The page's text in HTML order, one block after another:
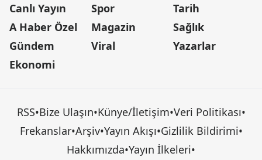
Canlı Yayın
A Haber Özel
Gündem
Ekonomi
Spor
Magazin
Viral
Tarih
Sağlık
Yazarlar
RSS•Bize Ulaşın•Künye/İletişim•Veri Politikası•
Frekanslar•Arşiv•Yayın Akışı•Gizlilik Bildirimi•
Hakkımızda•Yayın İlkeleri•